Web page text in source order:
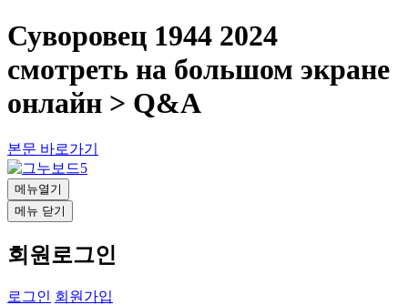
Суворовец 1944 2024
смотреть на большом экране
онлайн > Q&A
본문 바로가기
메뉴열기
메뉴 닫기
회원로그인
로그인 회원가입